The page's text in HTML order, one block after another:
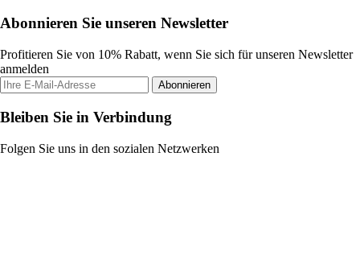
Abonnieren Sie unseren Newsletter
Profitieren Sie von 10% Rabatt, wenn Sie sich für unseren Newsletter
anmelden
Abonnieren
Bleiben Sie in Verbindung
Folgen Sie uns in den sozialen Netzwerken